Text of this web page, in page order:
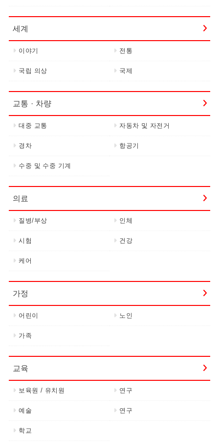
세계
이야기 전통
국립 의상 국제
교통 · 차량
대중 교통 자동차 및 자전거
경차 항공기
수중 및 수중 기계
의료
질병/부상 인체
시험 건강
케어
가정
어린이 노인
가족
교육
보육원 / 유치원 연구
예술 연구
학교